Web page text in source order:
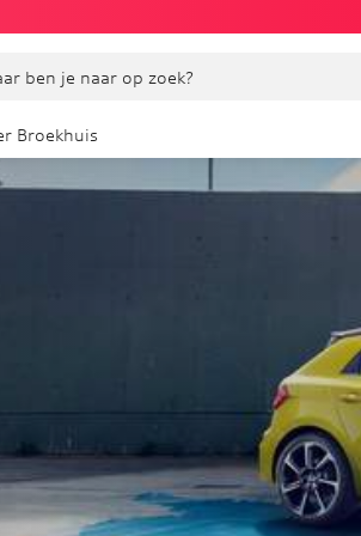
ben je naar op zoek?
Broekhuis